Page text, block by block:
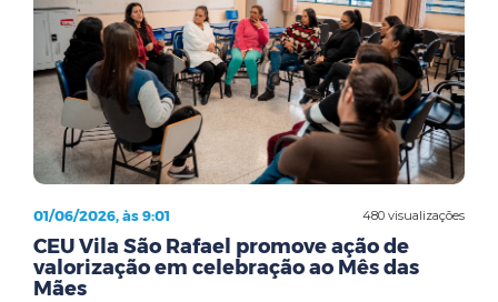
480 visualizações
01/06/2026, às 9:01
CEU Vila São Rafael promove ação de
valorização em celebração ao Mês das
Mães